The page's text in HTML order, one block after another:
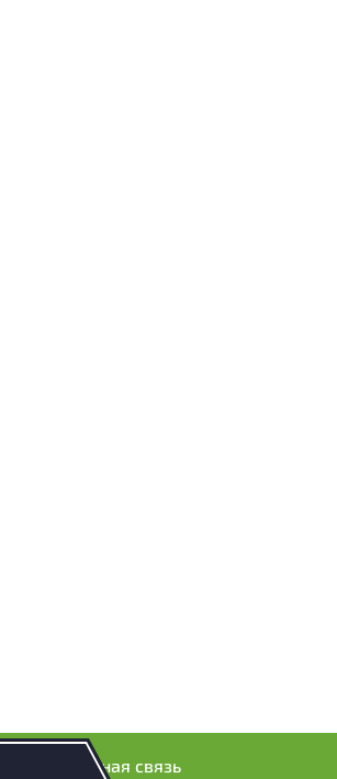
Обратная связь